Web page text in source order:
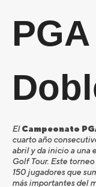
ElCampeonato
cuarto año
abril y da inicio a una
Golf Tour. Este
150 jugadores que
más importantes del